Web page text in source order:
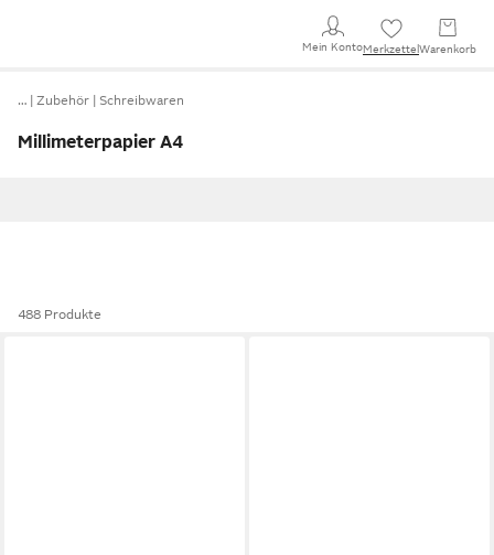
Mein KontoMerkzettel Warenkorb
… Zubehör Schreibwaren
Millimeterpapier A4
488 Produkte